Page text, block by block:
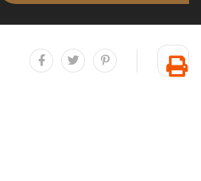
分享至facebook
分享至twitter分享至plurk
友